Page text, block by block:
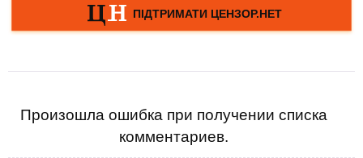
Произошла ошибка при получении списка
комментариев.